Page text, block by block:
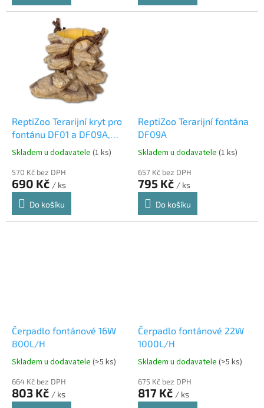
ReptiZoo Terarijní kryt pro
fontánu DF01 a DF09A,
23x22x22cm
Skladem u dodavatele (1 ks)
570 Kč bez DPH
690 Kč / ks
Do košíku
ReptiZoo Terarijní fontána
DF09A
Skladem u dodavatele (1 ks)
657 Kč bez DPH
795 Kč / ks
Do košíku
Čerpadlo fontánové 16W
800L/H
Skladem u dodavatele (>5 ks)
664 Kč bez DPH
803 Kč / ks
Čerpadlo fontánové 22W
1000L/H
Skladem u dodavatele (>5 ks)
675 Kč bez DPH
817 Kč / ks